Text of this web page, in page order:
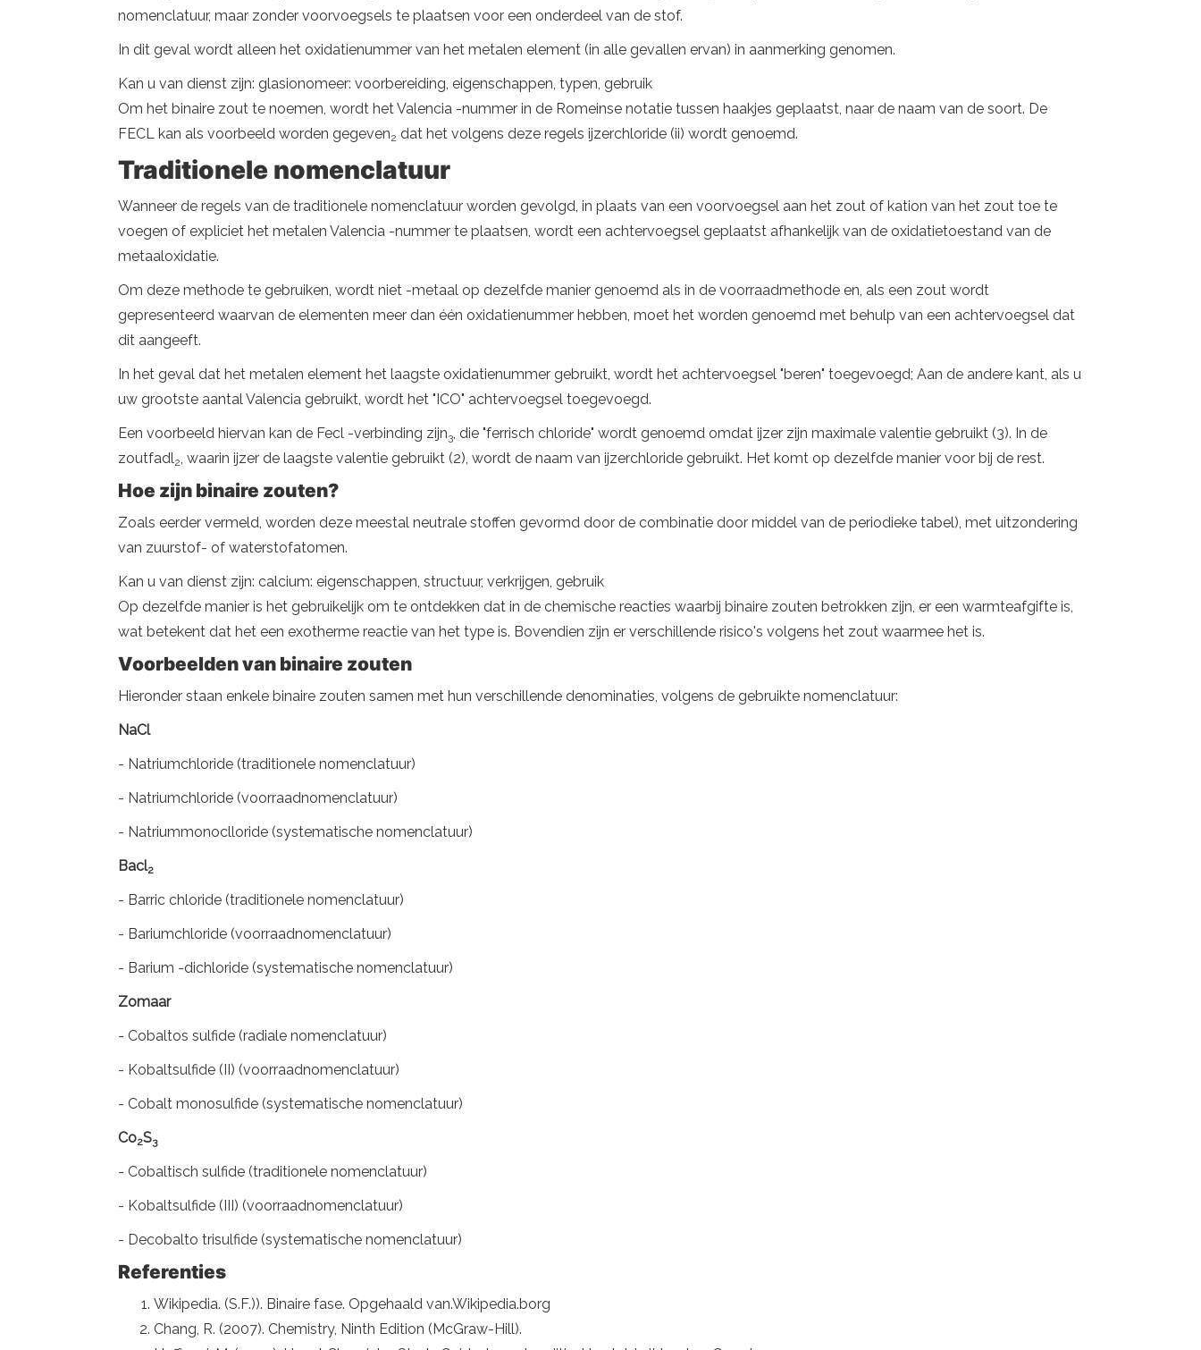
nomenclatuur, maar zonder voorvoegsels te plaatsen voor een onderdeel van de stof.
In dit geval wordt alleen het oxidatienummer van het metalen element (in alle gevallen ervan) in aanmerking genomen.
Kan u van dienst zijn: glasionomeer: ​​voorbereiding, eigenschappen, typen, gebruik
Om het binaire zout te noemen, wordt het Valencia -nummer in de Romeinse notatie tussen haakjes geplaatst, naar de naam van de soort. De
FECL kan als voorbeeld worden gegeven2 dat het volgens deze regels ijzerchloride (ii) wordt genoemd.
Traditionele nomenclatuur
Wanneer de regels van de traditionele nomenclatuur worden gevolgd, in plaats van een voorvoegsel aan het zout of kation van het zout toe te
voegen of expliciet het metalen Valencia -nummer te plaatsen, wordt een achtervoegsel geplaatst afhankelijk van de oxidatietoestand van de
metaaloxidatie.
Om deze methode te gebruiken, wordt niet -metaal op dezelfde manier genoemd als in de voorraadmethode en, als een zout wordt
gepresenteerd waarvan de elementen meer dan één oxidatienummer hebben, moet het worden genoemd met behulp van een achtervoegsel dat
dit aangeeft.
In het geval dat het metalen element het laagste oxidatienummer gebruikt, wordt het achtervoegsel "beren" toegevoegd; Aan de andere kant, als u
uw grootste aantal Valencia gebruikt, wordt het "ICO" achtervoegsel toegevoegd.
Een voorbeeld hiervan kan de Fecl -verbinding zijn3, die "ferrisch chloride" wordt genoemd omdat ijzer zijn maximale valentie gebruikt (3). In de
zoutfadl2, waarin ijzer de laagste valentie gebruikt (2), wordt de naam van ijzerchloride gebruikt. Het komt op dezelfde manier voor bij de rest.
Hoe zijn binaire zouten?
Zoals eerder vermeld, worden deze meestal neutrale stoffen gevormd door de combinatie door middel van de periodieke tabel), met uitzondering
van zuurstof- of waterstofatomen.
Kan u van dienst zijn: calcium: eigenschappen, structuur, verkrijgen, gebruik
Op dezelfde manier is het gebruikelijk om te ontdekken dat in de chemische reacties waarbij binaire zouten betrokken zijn, er een warmteafgifte is,
wat betekent dat het een exotherme reactie van het type is. Bovendien zijn er verschillende risico's volgens het zout waarmee het is.
Voorbeelden van binaire zouten
Hieronder staan ​​enkele binaire zouten samen met hun verschillende denominaties, volgens de gebruikte nomenclatuur:
NaCl
- Natriumchloride (traditionele nomenclatuur)
- Natriumchloride (voorraadnomenclatuur)
- Natriummonoclloride (systematische nomenclatuur)
Bacl2
- Barric chloride (traditionele nomenclatuur)
- Bariumchloride (voorraadnomenclatuur)
- Barium -dichloride (systematische nomenclatuur)
Zomaar
- Cobaltos sulfide (radiale nomenclatuur)
- Kobaltsulfide (II) (voorraadnomenclatuur)
- Cobalt monosulfide (systematische nomenclatuur)
Co2S3
- Cobaltisch sulfide (traditionele nomenclatuur)
- Kobaltsulfide (III) (voorraadnomenclatuur)
- Decobalto trisulfide (systematische nomenclatuur)
Referenties
Wikipedia. (S.F.)). Binaire fase. Opgehaald van.Wikipedia.borg
Chang, R. (2007). Chemistry, Ninth Edition (McGraw-Hill).